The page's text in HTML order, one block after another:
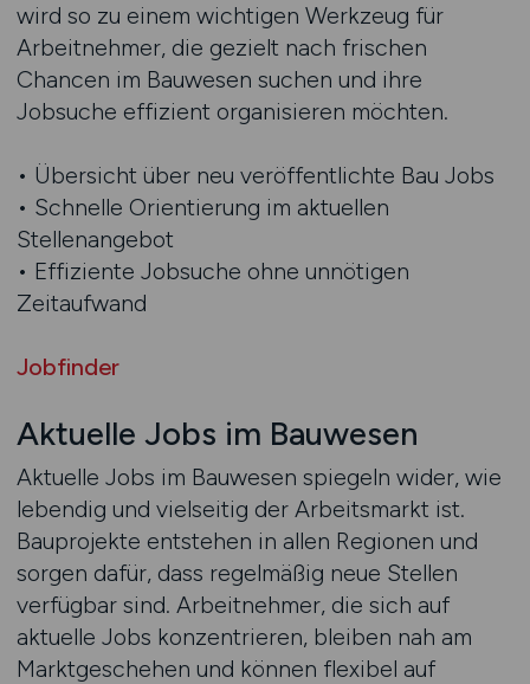
wird so zu einem wichtigen Werkzeug für
Arbeitnehmer, die gezielt nach frischen
Chancen im Bauwesen suchen und ihre
Jobsuche effizient organisieren möchten.
• Übersicht über neu veröffentlichte Bau Jobs
• Schnelle Orientierung im aktuellen
Stellenangebot
• Effiziente Jobsuche ohne unnötigen
Zeitaufwand
Jobfinder
Aktuelle Jobs im Bauwesen
Aktuelle Jobs im Bauwesen spiegeln wider, wie
lebendig und vielseitig der Arbeitsmarkt ist.
Bauprojekte entstehen in allen Regionen und
sorgen dafür, dass regelmäßig neue Stellen
verfügbar sind. Arbeitnehmer, die sich auf
aktuelle Jobs konzentrieren, bleiben nah am
Marktgeschehen und können flexibel auf